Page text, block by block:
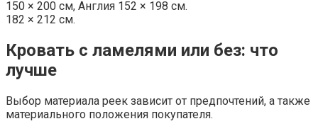
150 × 200 см, Англия 152 × 198 см.
182 × 212 см.
Кровать с ламелями или без: что
лучше
Выбор материала реек зависит от предпочтений, а также
материального положения покупателя.